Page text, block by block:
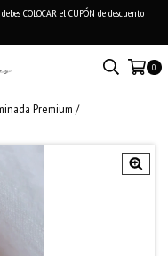
COLOCAR el CUPÓN de descuento
0
Premium /